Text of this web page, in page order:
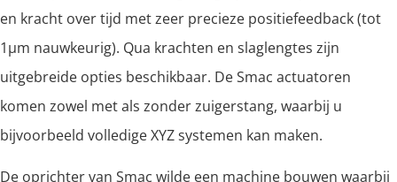
en kracht over tijd met zeer precieze positiefeedback (tot
1µm nauwkeurig). Qua krachten en slaglengtes zijn
uitgebreide opties beschikbaar. De Smac actuatoren
komen zowel met als zonder zuigerstang, waarbij u
bijvoorbeeld volledige XYZ systemen kan maken.
De oprichter van Smac wilde een machine bouwen waarbij